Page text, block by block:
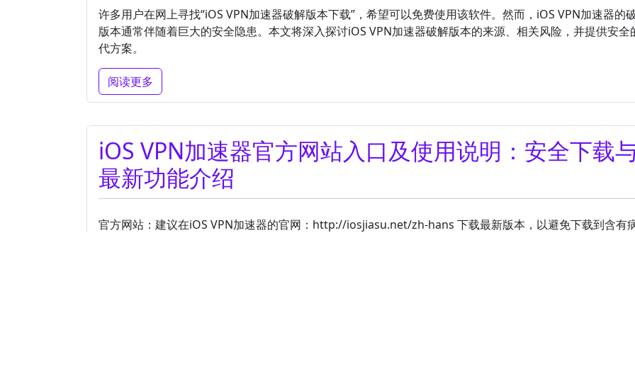
许多用户在网上寻找“iOS VPN加速器破解版本下载”，希望可以免费使用该软件。然而，iOS VPN加速器的
版本通常伴随着巨大的安全隐患。本文将深入探讨iOS VPN加速器破解版本的来源、相关风险，并提供安全
代方案。
阅读更多
iOS VPN加速器官方网站入口及使用说明：安全下载
最新功能介绍
官方网站：建议在iOS VPN加速器的官网：http://iosjiasu.net/zh-hans 下载最新版本，以避免下载到含有